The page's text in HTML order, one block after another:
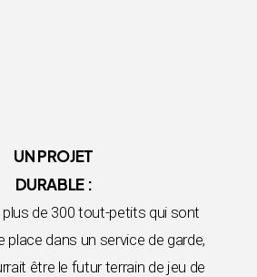
UN PROJET
DURABLE :
plus de 300 tout-petits qui sont
place dans un service de garde,
être le futur terrain de jeu de